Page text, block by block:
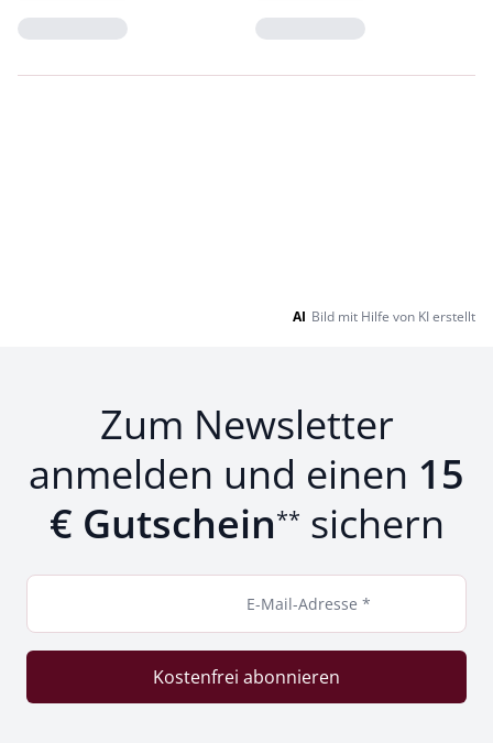
AI Bild mit Hilfe von KI erstellt
Zum Newsletter
anmelden und einen 15
€ Gutschein** sichern
E-Mail-Adresse *
Kostenfrei abonnieren